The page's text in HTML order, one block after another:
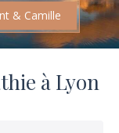
& Camille
à Lyon